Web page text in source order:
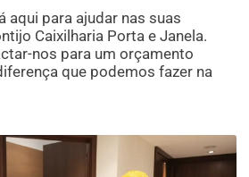
aqui para ajudar nas suas
Caixilharia Porta e Janela.
nos para um orçamento
que podemos fazer na